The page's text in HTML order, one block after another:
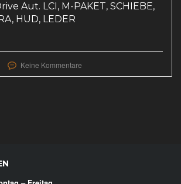
Aut. LCI, M-PAKET, SCHIEBE,
HUD, LEDER
Keine Kommentare